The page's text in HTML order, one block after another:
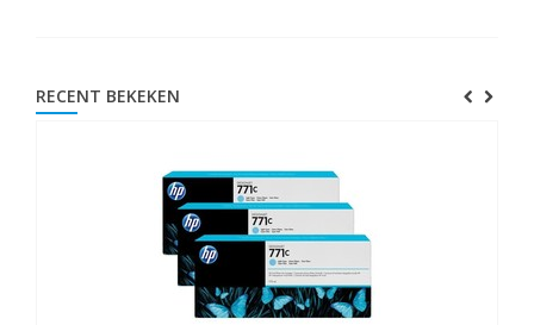
RECENT BEKEKEN